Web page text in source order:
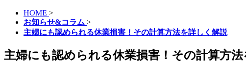
HOME >
お知らせ&コラム >
主婦にも認められる休業損害！その計算方法を詳しく解説
主婦にも認められる休業損害！その計算方